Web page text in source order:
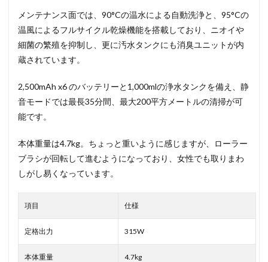
メンテナンス面では、90°Cの温水による自動洗浄と、95°Cの
温風によるフルサイクル乾燥機能を搭載しており、ニオイや
細菌の繁殖を抑制し、更に汚水タンクにも消臭ユニットが内
蔵されています。
2,500mAh x6 のバッテリーと1,000mlの浄水タンクを備え、静
音モードでは最長35分間、最大200平方メートルの清掃が可
能です。
本体重量は4.7kg。ちょっと重いように感じますが、ローラー
ブラシが回転して進むようになっており、女性でも取りまわ
しがし易くなっています。
項目 仕様
定格出力 315W
本体重量 4.7kg